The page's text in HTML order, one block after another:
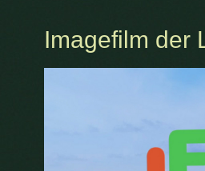
Herzlich
Imagefilm der